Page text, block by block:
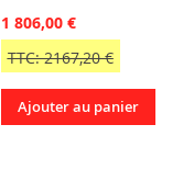
1 806,00 €
TTC: 2167,20 €
Ajouter au panier